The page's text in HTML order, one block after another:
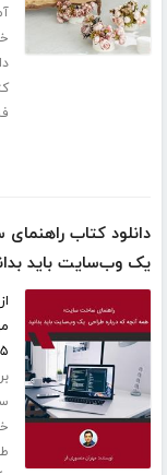
دانلود کتاب
یک وب‌سایت باید
۲۵